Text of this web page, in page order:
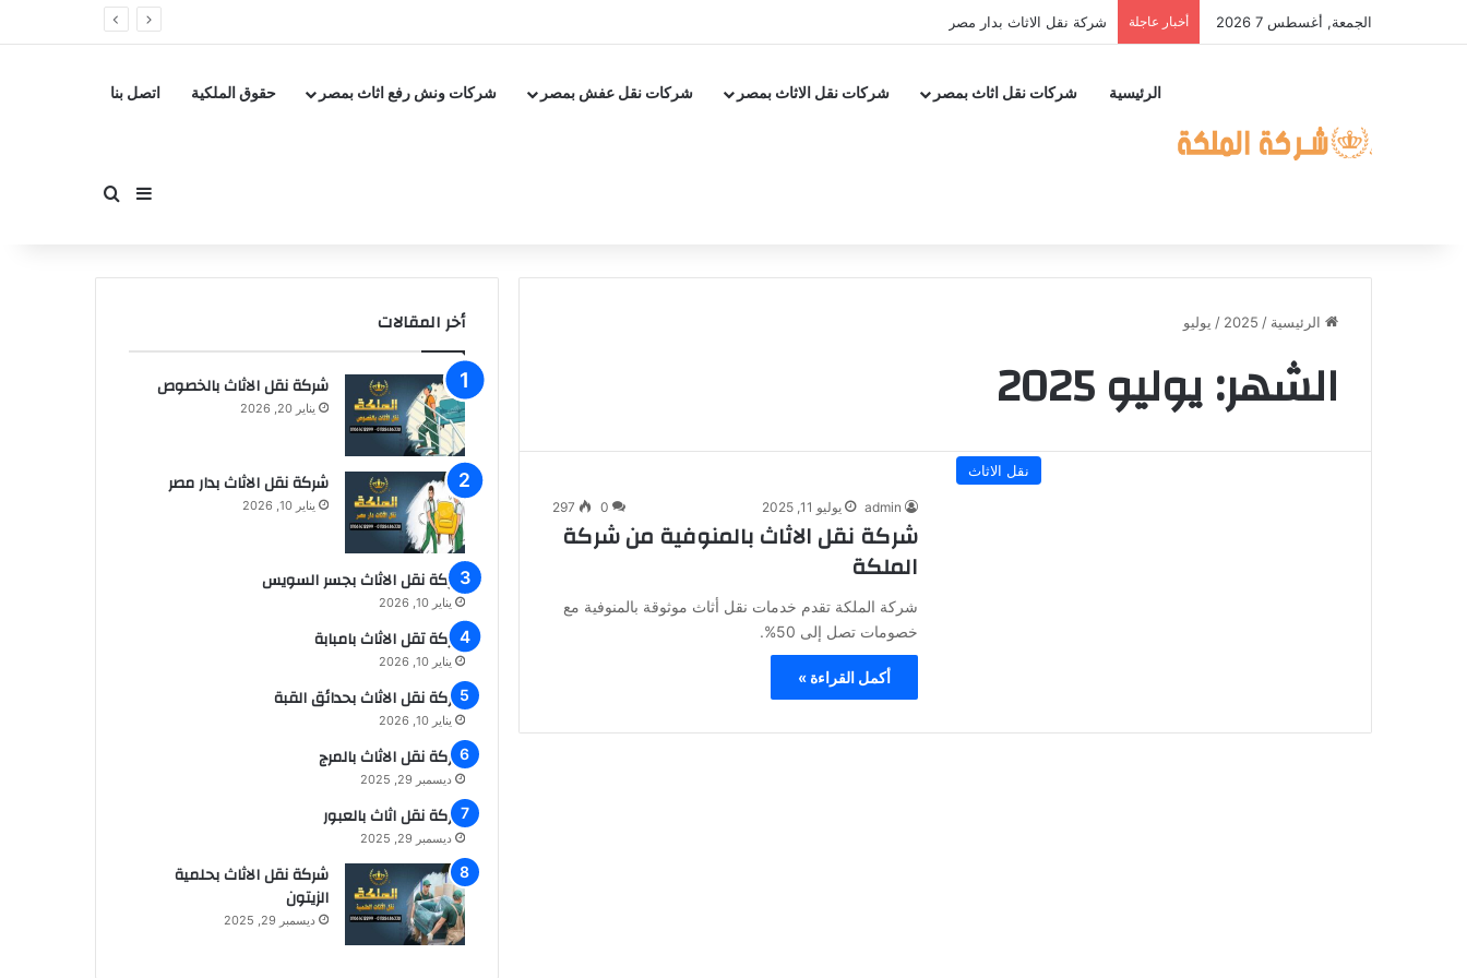
الجمعة, أغسطس 7 2026 أخبار عاجلة شركة نقل الاثاث بدار مصر
الرئيسية شركات نقل اثاث بمصر شركات نقل الاثاث بمصر شركات نقل عفش بمصر شركات ونش رفع اثاث بمصر حقوق الملكية اتصل بنا
إضافة عمود جانبي
الرئيسية /
2025
/ يوليو
الشهر:يوليو 2025
نقل الاثاث
admin يوليو 11, 2025 0
297
شركة نقل الاثاث بالمنوفية من شركة
الملكة
شركة الملكة تقدم خدمات نقل أثاث موثوقة بالمنوفية مع
خصومات تصل إلى 50%.
أكمل القراءة »
أخر المقالات
شركة نقل الاثاث بالخصوص
يناير 20, 2026
شركة نقل الاثاث بدار مصر
يناير 10, 2026
شركة نقل الاثاث بجسر السويس
يناير 10, 2026
شركة تقل الاثاث بامبابة
يناير 10, 2026
شركة نقل الاثاث بحدائق القبة
يناير 10, 2026
شركة نقل الاثاث بالمرج
ديسمبر 29, 2025
شركة نقل اثاث بالعبور
ديسمبر 29, 2025
شركة نقل الاثاث بحلمية
الزيتون
ديسمبر 29, 2025